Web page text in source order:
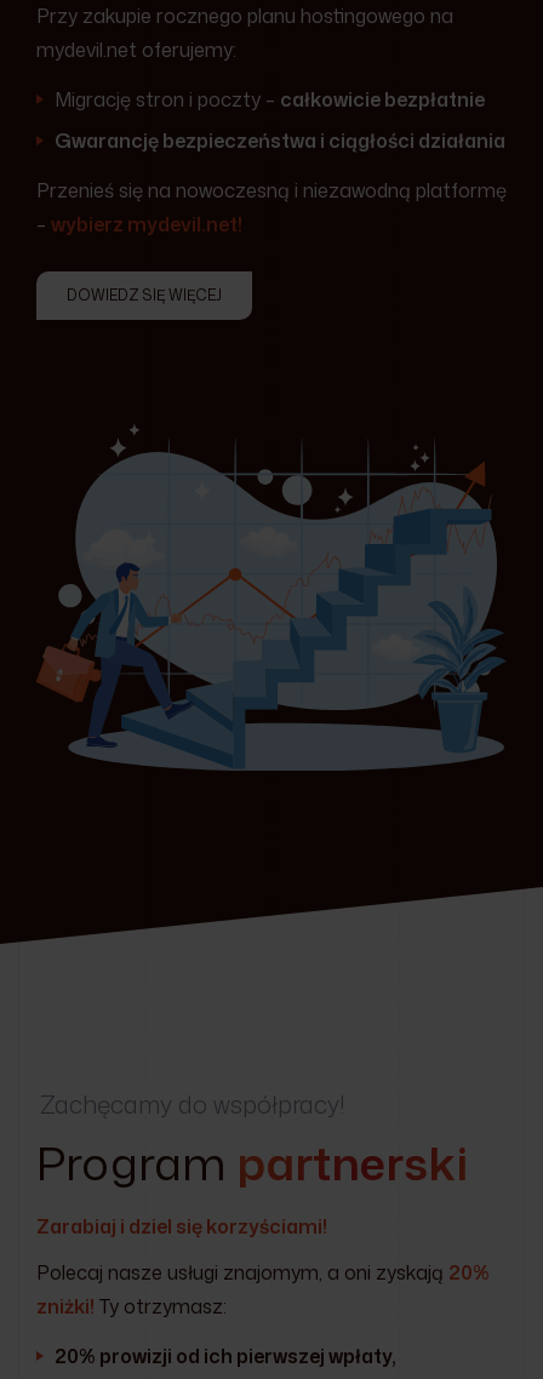
Przy zakupie rocznego planu hostingowego na
mydevil.net oferujemy:
Migrację stron i poczty – całkowicie bezpłatnie
Gwarancję bezpieczeństwa i ciągłości działania
Przenieś się na nowoczesną i niezawodną platformę
– wybierz mydevil.net!
DOWIEDZ SIĘ WIĘCEJ
Zachęcamy do współpracy!
Program partnerski
Zarabiaj i dziel się korzyściami!
Polecaj nasze usługi znajomym, a oni zyskają 20%
zniżki! Ty otrzymasz:
20% prowizji od ich pierwszej wpłaty,